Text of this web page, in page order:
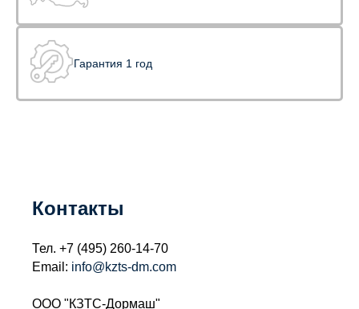
Гарантия 1 год
Контакты
Тел. +7 (495) 260-14-70
Email: info@kzts-dm.com
ООО "КЗТС-Дормаш"